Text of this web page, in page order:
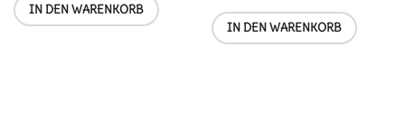
IN DEN WARENKORB
IN DEN WARENKORB